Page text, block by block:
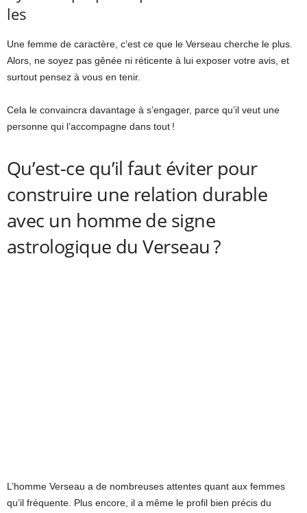
les
Une femme de caractère, c’est ce que le Verseau cherche le plus.
Alors, ne soyez pas gênée ni réticente à lui exposer votre avis, et
surtout pensez à vous en tenir.
Cela le convaincra davantage à s’engager, parce qu’il veut une
personne qui l’accompagne dans tout !
Qu’est-ce qu’il faut éviter pour
construire une relation durable
avec un homme de signe
astrologique du Verseau ?
L’homme Verseau a de nombreuses attentes quant aux femmes
qu’il fréquente. Plus encore, il a même le profil bien précis du